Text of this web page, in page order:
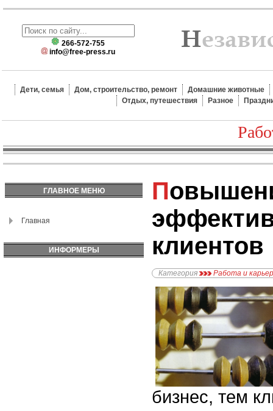
266-572-755
info@free-press.ru
Дети, семья Дом, строительство, ремонт
Домашние животные
Отдых, путешествия
Разное
ГЛАВНОЕ МЕНЮ
Главная
ИНФОРМЕРЫ
Повышение
клиентов
Категория Работа и
бизнес, тем